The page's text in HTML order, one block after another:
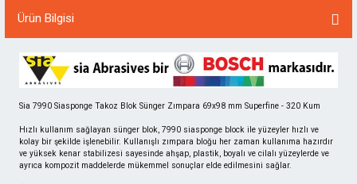
Ürün Bilgisi
Sia 7990 Siasponge Takoz Blok Sünger Zımpara 69x98 mm Superfine - 320 Kum
Hızlı kullanım sağlayan sünger blok, 7990 siasponge block ile yüzeyler hızlı ve
kolay bir şekilde işlenebilir. Kullanışlı zımpara bloğu her zaman kullanıma hazırdır
ve yüksek kenar stabilizesi sayesinde ahşap, plastik, boyalı ve cilalı yüzeylerde ve
ayrıca kompozit maddelerde mükemmel sonuçlar elde edilmesini sağlar.